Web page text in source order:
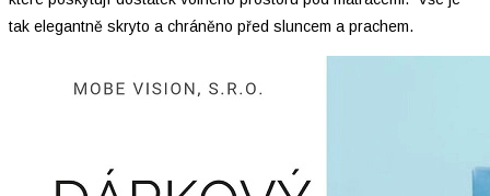
tak elegantně skryto a chráněno před sluncem a prachem.